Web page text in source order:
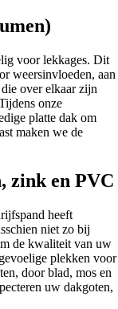
voor lekkages. Dit
weersinvloeden, aan
over elkaar zijn
onze
platte dak om
maken we de
zink en PVC
heeft
niet zo bij
de kwaliteit van uw
plekken voor
door blad, mos en
uw dakgoten,